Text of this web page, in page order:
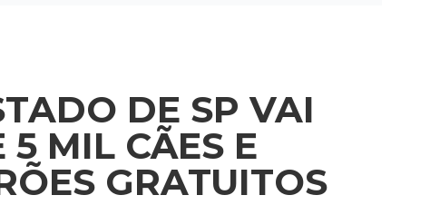
DE SP VAI
5 MIL CÃES E
GRATUITOS